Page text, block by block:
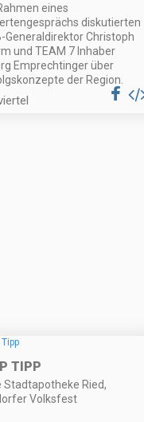
eines
diskutierten
Generaldirektor Christoph
und TEAM 7 Inhaber
Emprechtinger über
der Region.
TIPP
Stadtapotheke Ried,
Volksfest